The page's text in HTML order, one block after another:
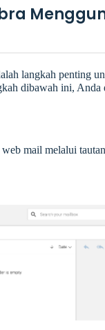
langkah penting
dibawah ini, Anda
mail melalui